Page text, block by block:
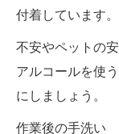
付着しています
不安やペットの
アルコールを使
にしましょう。
作業後の手洗い